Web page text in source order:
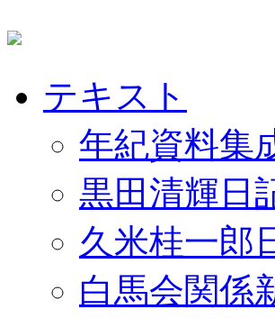
テキスト
年紀資料集
黒田清輝日
久米桂一郎
白馬会関係